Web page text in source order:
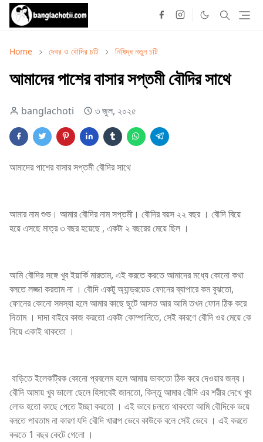
Home দেবর ও বৌদির চটি নিষিদ্ধ নতুন চটি
আমাদের পাশের বাসার সপ্তমী বৌদির সাথে
banglachoti ৩ জুল, ২০২৫
আমাদের পাশের বাসার সপ্তমী বৌদির সাথে
আমার নাম শুভ। আমার বৌদির নাম সপ্তমী। বৌদির বয়স ২২ বছর । বৌদি বিয়ে
হয়ে এসছে মাত্র ৩ বছর হয়েছে , একটা ২ বছরের মেয়ে ছিল ।
আমি বৌদির সঙ্গে খুব ইয়ার্কি মারতাম, এই করতে করতে আমাদের মধ্যে কোনো কথা
বলতে লজ্জা করতাম না । বৌদি একটু অ্যান্ড্রয়েড ফোনের ব্যাপারে কম বুঝতো,
ফোনের কোনো সমস্যা হলে আমার কাছে ছুটে আসত আর আমি তখন ফোন ঠিক করে
দিতাম । দাদা বাইরে কাজ করতো একটা কোম্পানিতে, সেই কারণে বৌদি ওর মেয়ে কে
নিয়ে একাই থাকতো ।
বাড়িতে ইলেকট্রিক কোনো প্রবলেম হলে আমায় ডাকতো ঠিক করে দেওয়ার জন্য।
বৌদি আমায় খুব ভালো ছেলে হিসাবেই জানতো, কিন্তু আমার বৌদি এর শরীর দেখে খুব
লোভ হতো কাছে পেতে ইচ্ছা করতো । এই ভাবে চলতে থাকতো আমি বৌদিকে ভয়ে
বলতে পারতাম না কারণ যদি বৌদি খারাপ ভেবে কাউকে বলে সেই ভেবে । এই করতে
করতে 1 বছর কেটে গেলো ।